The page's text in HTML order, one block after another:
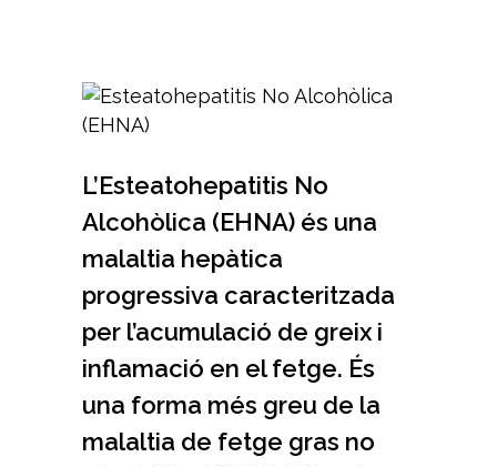
L’Esteatohepatitis No
Alcohòlica (EHNA) és una
malaltia hepàtica
progressiva caracteritzada
per l’acumulació de greix i
inflamació en el fetge. És
una forma més greu de la
malaltia de fetge gras no